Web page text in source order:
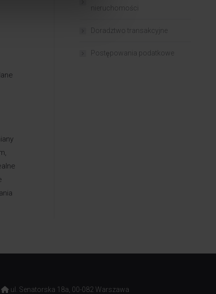
nieruchomości
Doradztwo transakcyjne
Postępowania podatkowe
ul. Senatorska 18a, 00-082 Warszawa